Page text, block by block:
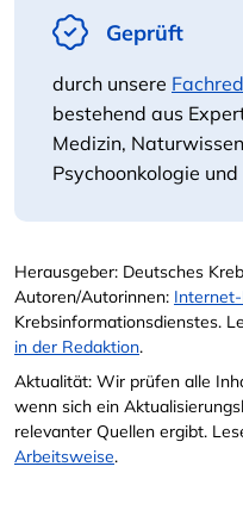
Geprüft
durch unsere
bestehend aus
Medizin,
Psychoonkologie und
Herausgeber: Deutsches
Autoren/Autorinnen:
Krebsinformationsdienstes.
in der Redaktion.
Aktualität: Wir prüfen alle
wenn sich ein
relevanter Quellen ergibt.
Arbeitsweise.